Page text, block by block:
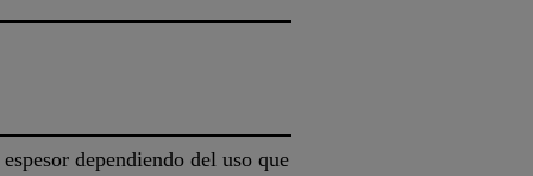
dependiendo del uso que